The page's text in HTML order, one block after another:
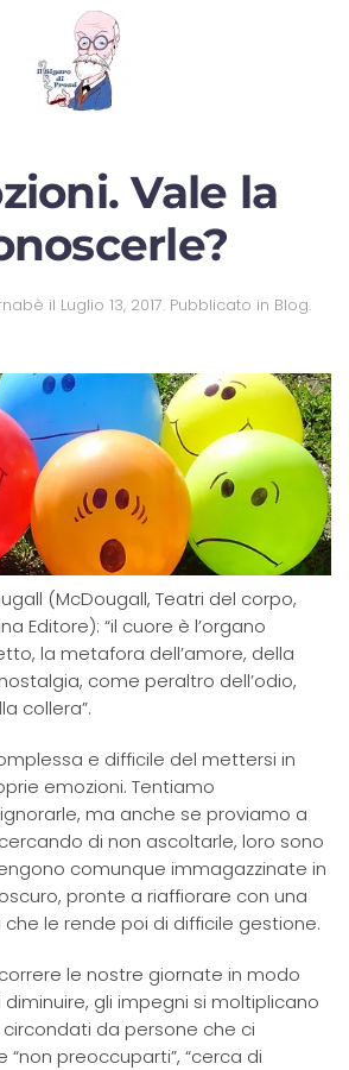
Vale la
il Luglio 13, 2017. Pubblicato in Blog.
(McDougall, Teatri del corpo,
Editore): “il cuore è l’organo
la metafora dell’amore, della
come peraltro dell’odio,
collera”.
e difficile del mettersi in
emozioni. Tentiamo
ma anche se proviamo a
di non ascoltarle, loro sono
comunque immagazzinate in
pronte a riaffiorare con una
che le rende poi di difficile gestione.
le nostre giornate in modo
gli impegni si moltiplicano
da persone che ci
preoccuparti”, “cerca di